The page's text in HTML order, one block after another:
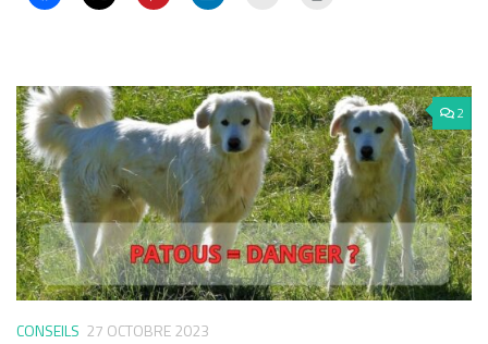
2
CONSEILS 27 OCTOBRE 2023